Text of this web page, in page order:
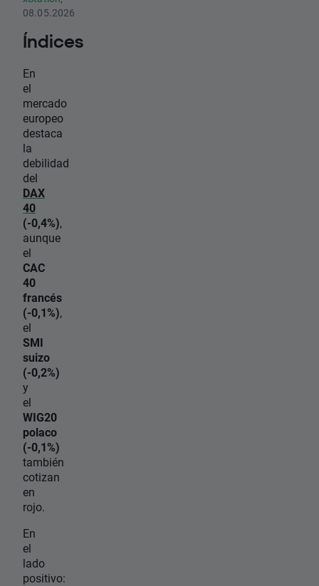
08.05.2026
Índices
En
el
mercado
europeo
destaca
la
debilidad
del
DAX
40
(-0,4%),
aunque
el
CAC
40
francés
(-0,1%),
el
SMI
suizo
(-0,2%)
y
el
WIG20
polaco
(-0,1%)
también
cotizan
en
rojo.
En
el
lado
positivo: